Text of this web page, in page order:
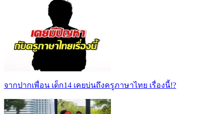
จากปากเพื่อน เด็ก14 เคยบ่นถึงครูภาษาไทย เรื่องนี้!?